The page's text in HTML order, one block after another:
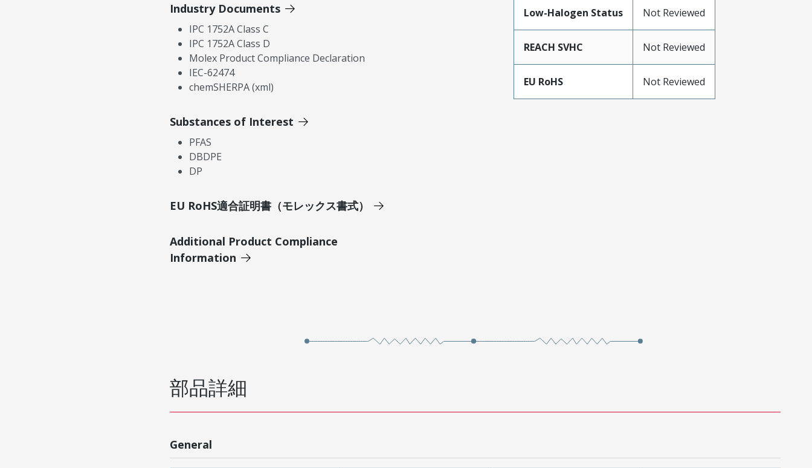
Industry Documents
IPC 1752A Class C
IPC 1752A Class D
Molex Product Compliance Declaration
IEC-62474
chemSHERPA (xml)
Substances of Interest
PFAS
DBDPE
DP
EU RoHS適合証明書（モレックス書式）
Additional Product Compliance
Information
Low-Halogen Status Not Reviewed
REACH SVHC Not Reviewed
EU RoHS Not Reviewed
部品詳細
General